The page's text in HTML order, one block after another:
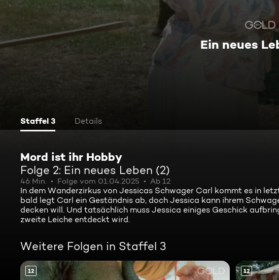
Ein neues
Staffel 3 Details
Mord ist ihr Hobby
Folge 2: Ein neues Leben (2)
46 Min. Folge vom 01.04.2025 Ab 12
In dem Wanderzirkus von Jessicas Schwager Carl kommt es in
bald legt Carl ein Geständnis ab, doch Jessica kann ihrem
decken will. Und tatsächlich muss Jessica einiges Geschick
zweite Leiche entdeckt wird.
Weitere Folgen in Staffel 3
12 12